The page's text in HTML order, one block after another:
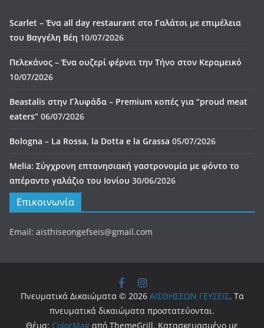
Scarlet – Ένα all day restaurant στο Γαλάτσι με επιμέλεια
του Βαγγέλη Βέη 10/07/2026
Πελεκάνος – Ένα ουζερί φέρνει την Τήνο στον Κεραμεικό
10/07/2026
Beastalis στην Γλυφάδα – Premium κοπές για “proud meat
eaters” 06/07/2026
Bologna – La Rossa, la Dotta e la Grassa 05/07/2026
Melia: Σύγχρονη επτανησιακή γαστρονομία με φόντο το
απέραντο γαλάζιο του Ιονίου 30/06/2026
Επικοινωνία
Email: aisthiseongefseis@gmail.com
Πνευματικά Δικαιώματα © 2026 ΑΙΣΘΗΣΕΩΝ ΓΕΥΣΕΙΣ. Τα
πνευματικά δικαιώματα προστατεύονται.
Θέμα: ColorMag από ThemeGrill. Κατασκευασμένο με